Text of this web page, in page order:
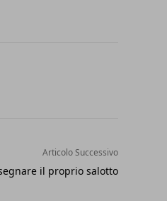
Articolo Successivo
il proprio salotto